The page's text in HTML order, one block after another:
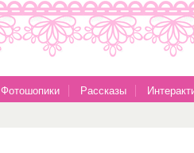
Фотошопики Рассказы